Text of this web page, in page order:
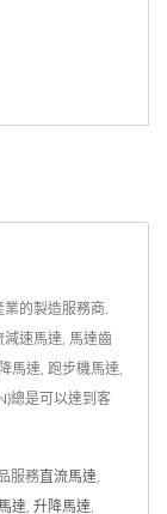
的製造服務商.
速馬達, 馬達齒
馬達, 跑步機馬達,
總是可以達到客
服務 直流馬達
達 升降馬達